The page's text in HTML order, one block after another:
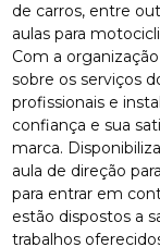
de carros, entre
aulas para
Com a
sobre os serviços
profissionais e
confiança e sua
marca.
aula de direção
para entrar em
estão dispostos a
trabalhos